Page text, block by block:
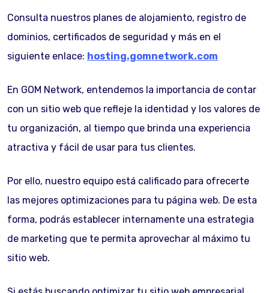
Consulta nuestros planes de alojamiento, registro de
dominios, certificados de seguridad y más en el
siguiente enlace: hosting.gomnetwork.com
En GOM Network, entendemos la importancia de contar
con un sitio web que refleje la identidad y los valores de
tu organización, al tiempo que brinda una experiencia
atractiva y fácil de usar para tus clientes.
Por ello, nuestro equipo está calificado para ofrecerte
las mejores optimizaciones para tu página web. De esta
forma, podrás establecer internamente una estrategia
de marketing que te permita aprovechar al máximo tu
sitio web.